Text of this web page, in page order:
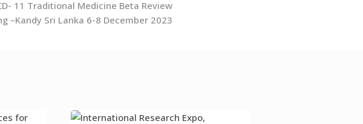
11 Traditional Medicine Beta Review
–Kandy Sri Lanka 6-8 December 2023